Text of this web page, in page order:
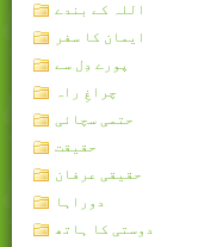
اللہ کے بندے
ایمان کا سفر
پورے دِل سے
چراغِ راہ
حتمی سچائی
حقیقت
حقیقی عرفان
دوراہا
دوستی کا ہاتھ